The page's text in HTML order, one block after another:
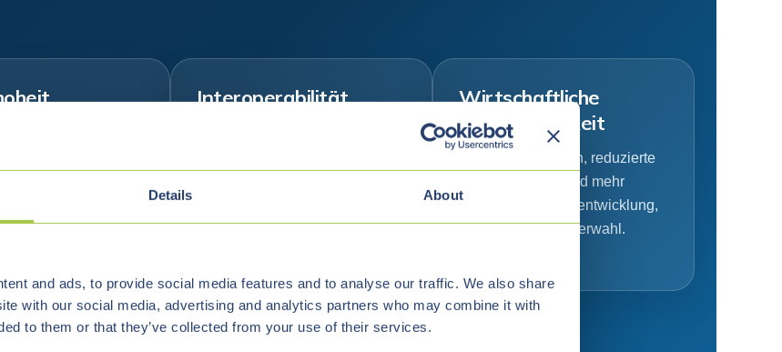
Details About
and ads, to provide social media features and to analyse our traffic. We also share
with our social media, advertising and analytics partners who may combine it with
to them or that they’ve collected from your use of their services.
Interoperabilität
zu schaffen.
Wirtschaftliche
Unabhängigkeit
Planbare IT-Kosten, reduzierte
Lock-in-Risiken und mehr
Freiheit bei Weiterentwicklung,
Betrieb und Anbieterwahl.